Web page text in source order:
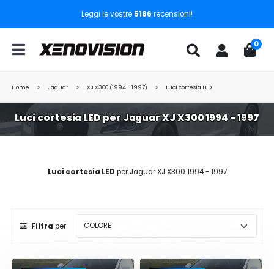
Leggi le vostre 5186 recensioni!
0
Home Jaguar XJ X300 (1994 - 1997) Luci cortesia LED
Luci cortesia LED per Jaguar XJ X300 1994 - 1997
Luci cortesia LED per Jaguar XJ X300 1994 - 1997
Filtra per